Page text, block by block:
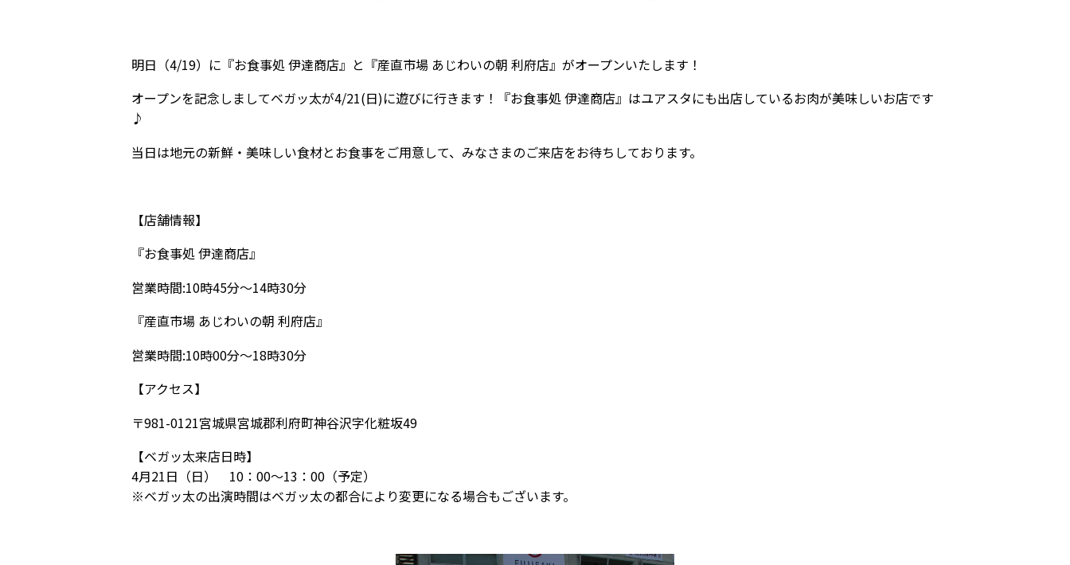
明日（4/19）に『お食事処 伊達商店』と『産直市場 あじわいの朝 利府店』がオープンいたします！
オープンを記念しましてベガッ太が4/21(日)に遊びに行きます！『お食事処 伊達商店』はユアスタにも出店しているお肉が美味しいお店です
♪
当日は地元の新鮮・美味しい食材とお食事をご用意して、みなさまのご来店をお待ちしております。
【店舗情報】
『お食事処 伊達商店』
営業時間:10時45分〜14時30分
『産直市場 あじわいの朝 利府店』
営業時間:10時00分〜18時30分
【アクセス】
〒981-0121宮城県宮城郡利府町神谷沢字化粧坂49
【ベガッ太来店日時】
4月21日（日） 10：00〜13：00（予定）
※ベガッ太の出演時間はベガッ太の都合により変更になる場合もございます。